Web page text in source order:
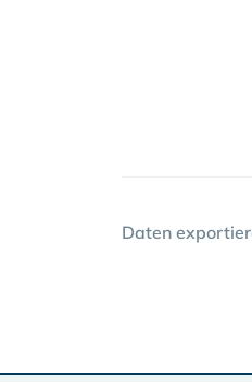
Daten